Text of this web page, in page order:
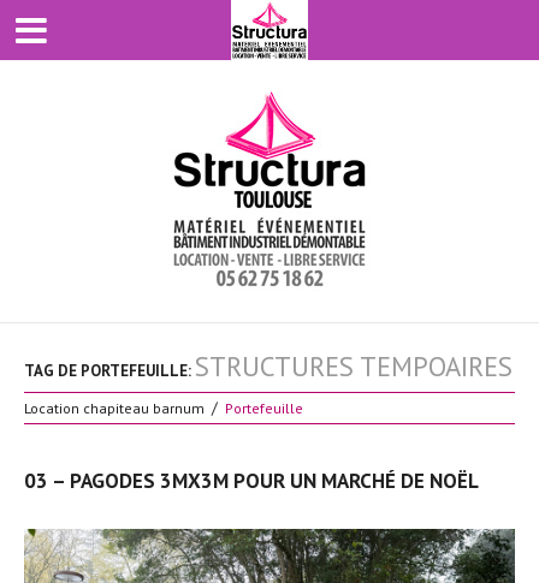
TAG DE PORTEFEUILLE: STRUCTURES TEMPOAIRES
Location chapiteau barnum Portefeuille
03 – PAGODES 3MX3M POUR UN MARCHÉ DE NOËL